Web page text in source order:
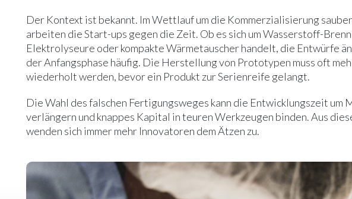
Der Kontext ist bekannt. Im Wettlauf um die Kommerzialisierung
arbeiten die Start-ups gegen die Zeit. Ob es sich um Wasserstoff-
Elektrolyseure oder kompakte Wärmetauscher handelt, die Entwürfe
der Anfangsphase häufig. Die Herstellung von Prototypen muss oft
wiederholt werden, bevor ein Produkt zur Serienreife gelangt.
Die Wahl des falschen Fertigungsweges kann die Entwicklungszeit um
verlängern und knappes Kapital in teuren Werkzeugen binden. Aus
wenden sich immer mehr Innovatoren dem Ätzen zu.